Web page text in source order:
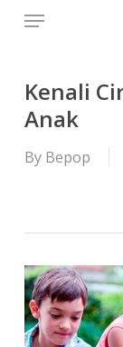
content
Menu
Kenali
Anak
By Bepop